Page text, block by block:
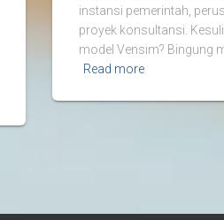
instansi pemerintah,
proyek konsultansi.
model Vensim? Bingung
Read more